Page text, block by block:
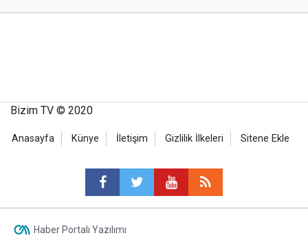
Bizim TV © 2020
Anasayfa Künye İletişim Gizlilik İlkeleri Sitene Ekle
Haber Portalı Yazılımı